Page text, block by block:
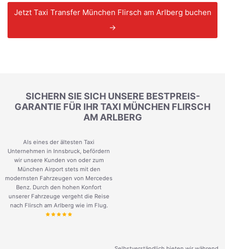
Jetzt Taxi Transfer München Flirsch am Arlberg buchen
→
SICHERN SIE SICH UNSERE BESTPREIS-
GARANTIE FÜR IHR TAXI MÜNCHEN FLIRSCH
AM ARLBERG
Als eines der ältesten Taxi
Unternehmen in Innsbruck, befördern
wir unsere Kunden von oder zum
München Airport stets mit den
modernsten Fahrzeugen von Mercedes
Benz. Durch den hohen Konfort
unserer Fahrzeuge vergeht die Reise
nach Flirsch am Arlberg wie im Flug.